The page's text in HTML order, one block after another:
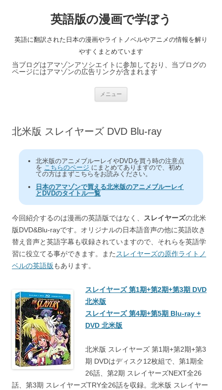
英語版の漫画で学ぼう
英語に翻訳された日本の漫画やライトノベルやアニメの情報を解り
やすくまとめています
当ブログはアマゾンアソシエイトに参加しており、当ブログの
ページにはアマゾンの広告リンクが含まれます
メニュー
ス
北米版 スレイヤーズ DVD Blu-ray
北米版のアニメブルーレイやDVDを買う時の注意点
を こちらのページ にまとめてありますので、初め
ての方はまずこちらをお読みください。
日本のアマゾンで買える北米版のアニメブルーレイ
とDVDのタイトル一覧
今回紹介するのは漫画の英語版ではなく、 スレイヤーズの北米
版DVD&Blu-rayです。オリジナルの日本語音声の他に英語吹き
替え音声と英語字幕も収録されていますので、それらを英語学
習に役立てる事ができます。またスレイヤーズの原作ライトノ
ベルの英語版もあります。
スレイヤーズ 第1期+第2期+第3期 DVD
北米版
スレイヤーズ 第4期+第5期 Blu-ray +
DVD 北米版
北米版 スレイヤーズ 第1期+第2期+第3
期 DVDはディスク12枚組で、第1期全
26話、第2期 スレイヤーズNEXT全26
話、第3期 スレイヤーズTRY全26話を収録。北米版 スレイヤー